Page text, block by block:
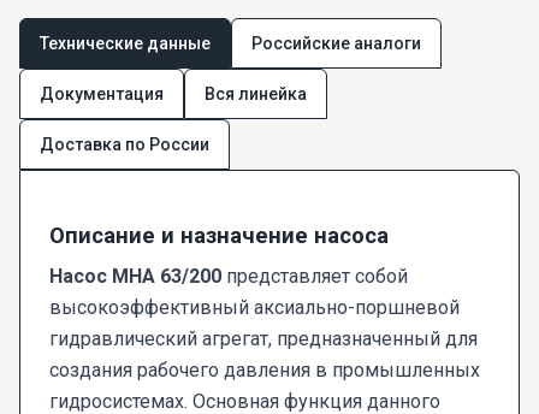
Технические данные Российские аналоги
Документация Вся линейка
Доставка по России
Описание и назначение насоса
Насос МНА 63/200 представляет собой
высокоэффективный аксиально-поршневой
гидравлический агрегат, предназначенный для
создания рабочего давления в промышленных
гидросистемах. Основная функция данного